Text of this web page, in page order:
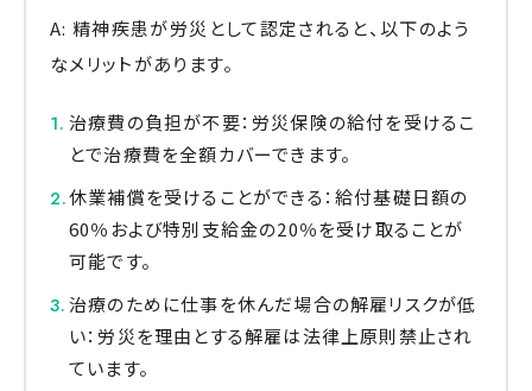
A: 精神疾患が労災として認定されると、以下のよう
なメリットがあります。
治療費の負担が不要：労災保険の給付を受けるこ
とで治療費を全額カバーできます。
休業補償を受けることができる：給付基礎日額の
60％および特別支給金の20％を受け取ることが
可能です。
治療のために仕事を休んだ場合の解雇リスクが低
い：労災を理由とする解雇は法律上原則禁止され
ています。